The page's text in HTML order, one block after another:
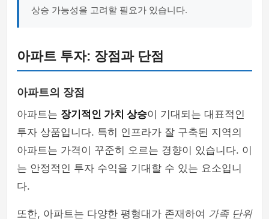
상승 가능성을 고려할 필요가 있습니다.
아파트 투자: 장점과 단점
아파트의 장점
아파트는 장기적인 가치 상승이 기대되는 대표적인
투자 상품입니다. 특히 인프라가 잘 구축된 지역의
아파트는 가격이 꾸준히 오르는 경향이 있습니다. 이
는 안정적인 투자 수익을 기대할 수 있는 요소입니
다.
또한, 아파트는 다양한 평형대가 존재하여 가족 단위